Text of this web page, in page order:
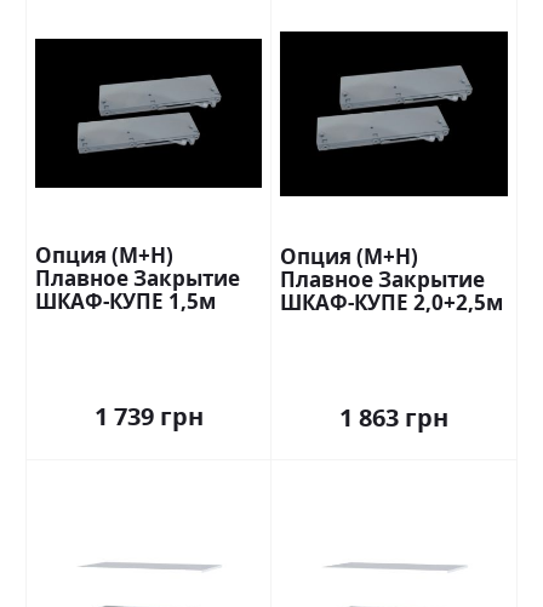
Опция (М+Н)
Плавное Закрытие
ШКАФ-КУПЕ 1,5м
1 739 грн
Опция (М+Н)
Плавное Закрытие
ШКАФ-КУПЕ 2,0+2,5м
1 863 грн